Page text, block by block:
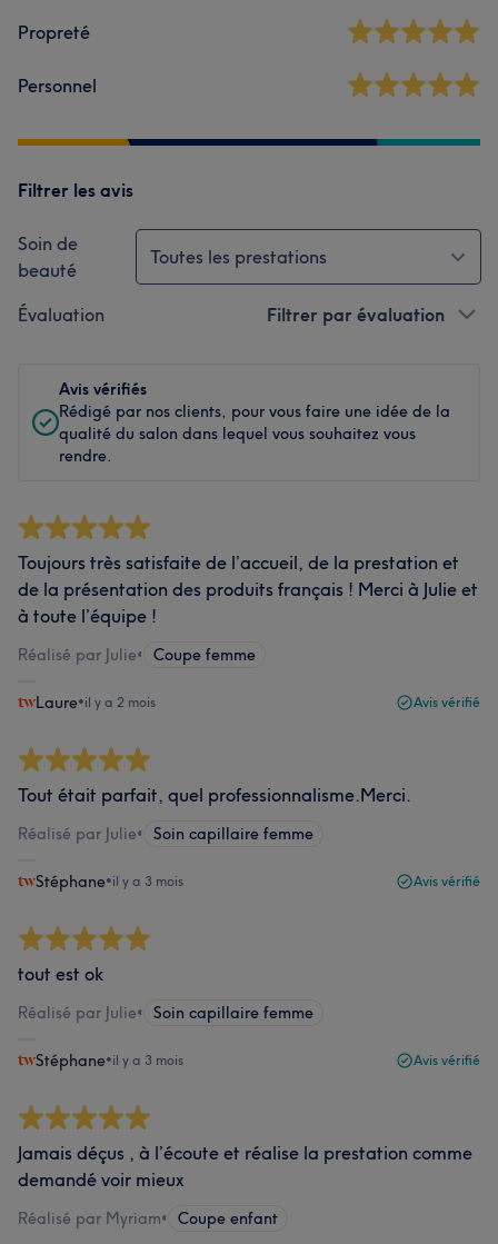
Propreté
Personnel
Filtrer les avis
Soin de
beauté
Toutes les prestations
Évaluation Filtrer par évaluation
Avis vérifiés
Rédigé par nos clients, pour vous faire une idée de la
qualité du salon dans lequel vous souhaitez vous
rendre.
Toujours très satisfaite de l’accueil, de la prestation et
de la présentation des produits français ! Merci à Julie et
à toute l’équipe !
Réalisé par Julie• Coupe femme
Laure•il y a 2 mois Avis vérifié
Tout était parfait, quel professionnalisme.Merci.
Réalisé par Julie• Soin capillaire femme
Stéphane•il y a 3 mois Avis vérifié
tout est ok
Réalisé par Julie• Soin capillaire femme
Stéphane•il y a 3 mois Avis vérifié
Jamais déçus , à l’écoute et réalise la prestation comme
demandé voir mieux
Réalisé par Myriam• Coupe enfant